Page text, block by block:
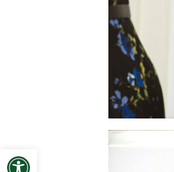
Open toolbar